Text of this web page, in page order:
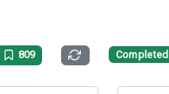
809 Completed